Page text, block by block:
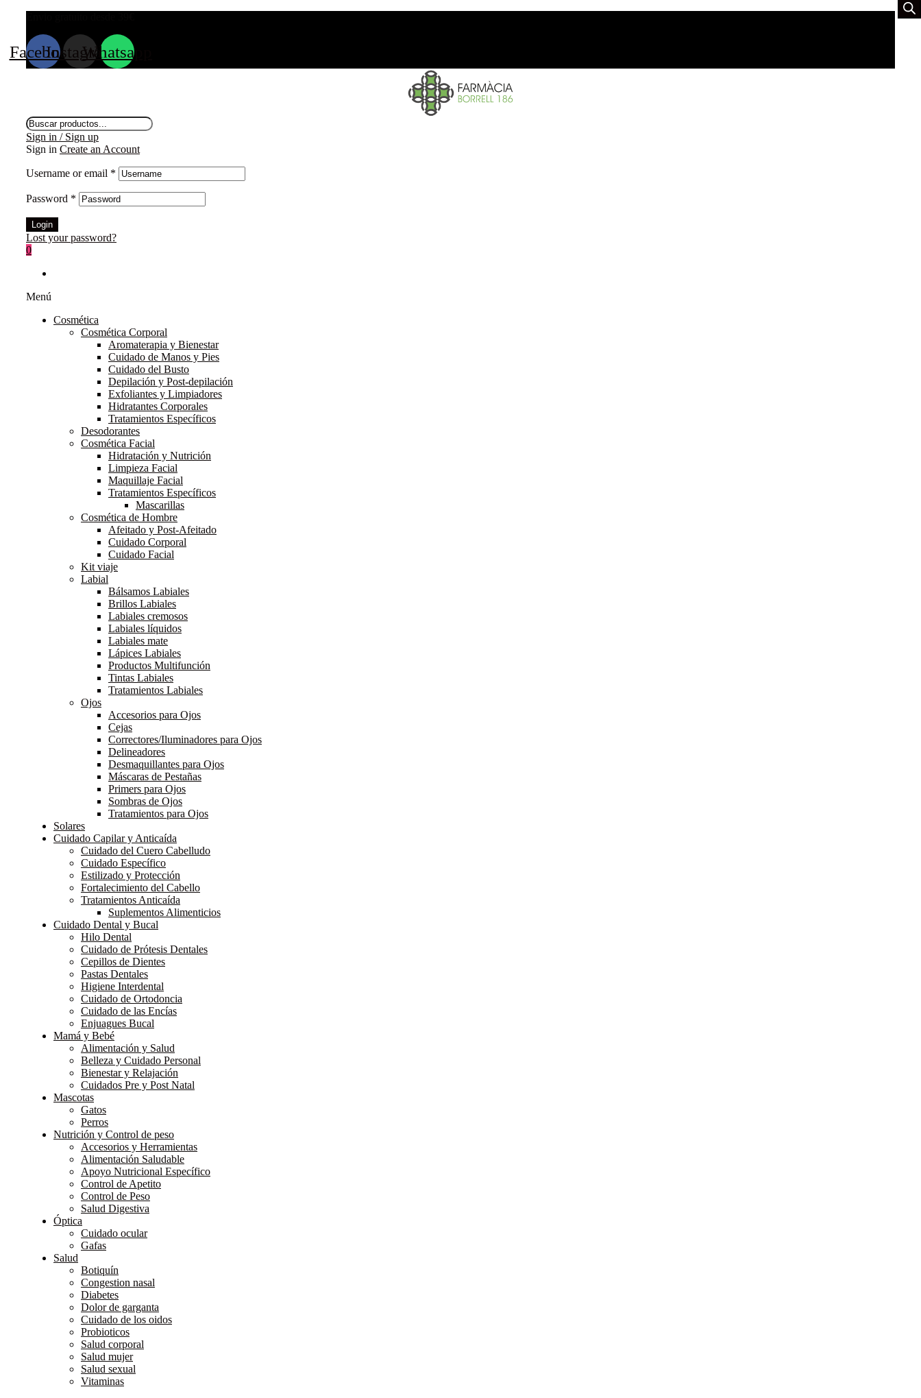
FacebookInstagram
Whatsapp
Búsqueda
de
productos
Sign in / Sign up
Sign in Create an Account
Username or email *
Password *
Login
Lost your password?
0
Menú
Cosmética
Cosmética Corporal
Aromaterapia y Bienestar
Cuidado de Manos y Pies
Cuidado del Busto
Depilación y Post-depilación
Exfoliantes y Limpiadores
Hidratantes Corporales
Tratamientos Específicos
Desodorantes
Cosmética Facial
Hidratación y Nutrición
Limpieza Facial
Maquillaje Facial
Tratamientos Específicos
Mascarillas
Cosmética de Hombre
Afeitado y Post-Afeitado
Cuidado Corporal
Cuidado Facial
Kit viaje
Labial
Bálsamos Labiales
Brillos Labiales
Labiales cremosos
Labiales líquidos
Labiales mate
Lápices Labiales
Productos Multifunción
Tintas Labiales
Tratamientos Labiales
Ojos
Accesorios para Ojos
Cejas
Correctores/Iluminadores para Ojos
Delineadores
Desmaquillantes para Ojos
Máscaras de Pestañas
Primers para Ojos
Sombras de Ojos
Tratamientos para Ojos
Solares
Cuidado Capilar y Anticaída
Cuidado del Cuero Cabelludo
Cuidado Específico
Estilizado y Protección
Fortalecimiento del Cabello
Tratamientos Anticaída
Suplementos Alimenticios
Cuidado Dental y Bucal
Hilo Dental
Cuidado de Prótesis Dentales
Cepillos de Dientes
Pastas Dentales
Higiene Interdental
Cuidado de Ortodoncia
Cuidado de las Encías
Enjuagues Bucal
Mamá y Bebé
Alimentación y Salud
Belleza y Cuidado Personal
Bienestar y Relajación
Cuidados Pre y Post Natal
Mascotas
Gatos
Perros
Nutrición y Control de peso
Accesorios y Herramientas
Alimentación Saludable
Apoyo Nutricional Específico
Control de Apetito
Control de Peso
Salud Digestiva
Óptica
Cuidado ocular
Gafas
Salud
Botiquín
Congestion nasal
Diabetes
Dolor de garganta
Cuidado de los oidos
Probioticos
Salud corporal
Salud mujer
Salud sexual
Vitaminas